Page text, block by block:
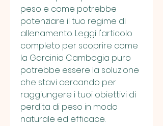
peso e come potrebbe
potenziare il tuo regime di
allenamento. Leggi l'articolo
completo per scoprire come
la Garcinia Cambogia puro
potrebbe essere la soluzione
che stavi cercando per
raggiungere i tuoi obiettivi di
perdita di peso in modo
naturale ed efficace.